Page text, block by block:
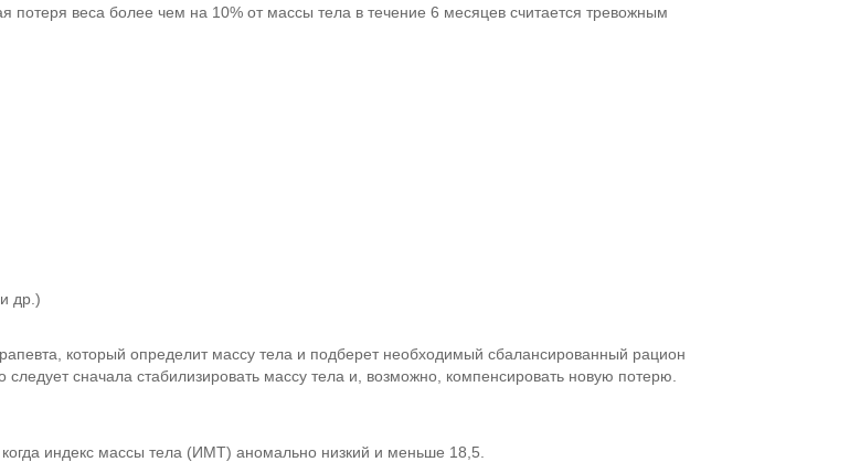
веса более чем на 10% от массы тела в течение 6 месяцев считается тревожным
др.)
который определит массу тела и подберет необходимый сбалансированный рацион
сначала стабилизировать массу тела и, возможно, компенсировать новую потерю.
индекс массы тела (ИМТ) аномально низкий и меньше 18,5.